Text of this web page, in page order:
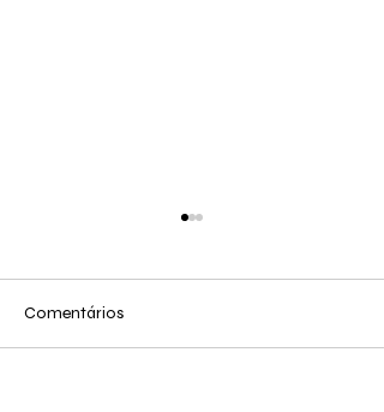
Comentários